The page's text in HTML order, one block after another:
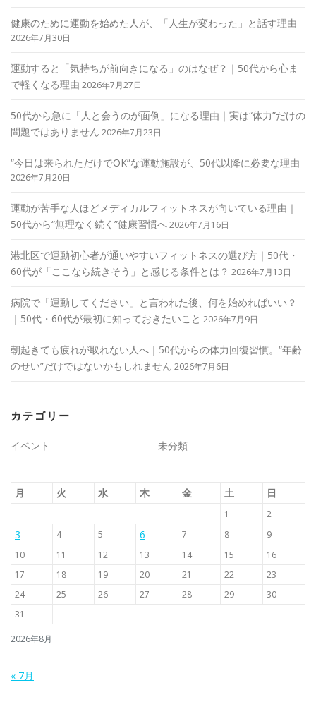
健康のために運動を始めた人が、「人生が変わった」と話す理由
2026年7月30日
運動すると「気持ちが前向きになる」のはなぜ？｜50代から心ま
で軽くなる理由 2026年7月27日
50代から急に「人と会うのが面倒」になる理由｜実は“体力”だけの
問題ではありません 2026年7月23日
“今日は来られただけでOK”な運動施設が、50代以降に必要な理由
2026年7月20日
運動が苦手な人ほどメディカルフィットネスが向いている理由｜
50代から“無理なく続く”健康習慣へ2026年7月16日
港北区で運動初心者が通いやすいフィットネスの選び方｜50代・
60代が「ここなら続きそう」と感じる条件とは？ 2026年7月13日
病院で「運動してください」と言われた後、何を始めればいい？
｜50代・60代が最初に知っておきたいこと 2026年7月9日
朝起きても疲れが取れない人へ｜50代からの体力回復習慣。“年齢
のせい”だけではないかもしれません 2026年7月6日
カテゴリー
イベント 未分類
2026年8月
月 火 水 木 金 土 日
1 2
3 4 5 6 7 8
9
10
11 12 13 14 15
16
17
18 19 20 21 22
23
24
25 26 27 28 29
30
31
« 7月